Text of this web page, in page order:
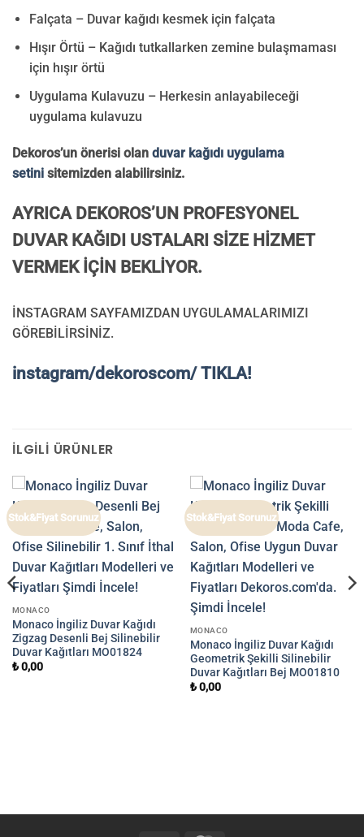
Falçata – Duvar kağıdı kesmek için falçata
Hışır Örtü – Kağıdı tutkallarken zemine bulaşmaması
için hışır örtü
Uygulama Kulavuzu – Herkesin anlayabileceği
uygulama kulavuzu
Dekoros’un önerisi olan duvar kağıdı uygulama
setini sitemizden alabilirsiniz.
AYRICA DEKOROS’UN PROFESYONEL
DUVAR KAĞIDI USTALARI SİZE HİZMET
VERMEK İÇİN BEKLİYOR.
İNSTAGRAM SAYFAMIZDAN UYGULAMALARIMIZI
GÖREBİLİRSİNİZ.
instagram/dekoroscom/ TIKLA!
İLGILI ÜRÜNLER
Stok&Fiyat Sorunuz
MONACO
Monaco İngiliz Duvar Kağıdı
Zigzag Desenli Bej Silinebilir
Duvar Kağıtları MO01824
₺0,00
Stok&Fiyat Sorunuz
MONACO
Monaco İngiliz Duvar Kağıdı
Geometrik Şekilli Silinebilir
Duvar Kağıtları Bej MO01810
₺0,00